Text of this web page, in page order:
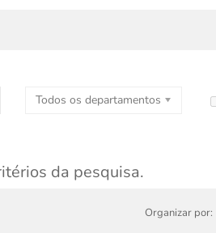
Todos os departamentos
da pesquisa.
Organizar por: